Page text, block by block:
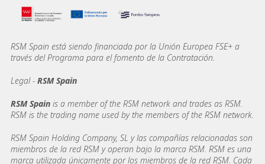
RSM Spain está siendo financiada por la Unión Europea FSE+ a
través del Programa para el fomento de la Contratación.
Legal - RSM Spain
RSM Spain is a member of the RSM network and trades as RSM.
RSM is the trading name used by the members of the RSM network.
RSM Spain Holding Company, SL y las compañías relacionadas son
miembros de la red RSM y operan bajo la marca RSM. RSM es una
marca utilizada únicamente por los miembros de la red RSM. Cada